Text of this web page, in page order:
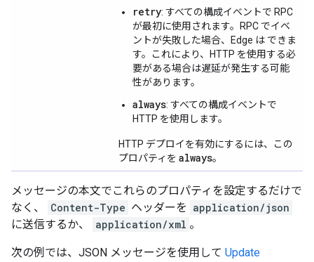
retry: すべての構成イベントで RPC
が最初に使用されます。RPC でイベ
ントが失敗した場合、Edge は できま
す。これにより、HTTP を使用する必
要がある場合は遅延が発生する可能
性があります。
always: すべての構成イベントで
HTTP を使用します。
HTTP デプロイを有効にするには、この
プロパティを always。
メッセージの本文でこれらのプロパティを設定するだけで
なく、
Content-Type ヘッダーを application/json
に送信するか、
application/xml 。
次の例では、JSON メッセージを使用して Update